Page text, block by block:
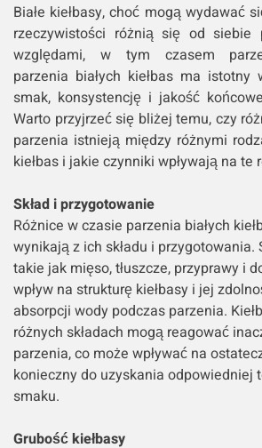
Białe kiełbasy, choć mogą wydawać
rzeczywistości różnią się od siebie
względami, w tym czasem
parzenia białych kiełbas ma istotny
smak, konsystencję i jakość
Warto przyjrzeć się bliżej temu, czy
parzenia istnieją między różnymi
kiełbas i jakie czynniki wpływają na te
Skład i przygotowanie
Różnice w czasie parzenia białych
wynikają z ich składu i przygotowania.
takie jak mięso, tłuszcze, przyprawy i
wpływ na strukturę kiełbasy i jej
absorpcji wody podczas parzenia.
różnych składach mogą reagować
parzenia, co może wpływać na
konieczny do uzyskania odpowiedniej
smaku.
Grubość kiełbasy